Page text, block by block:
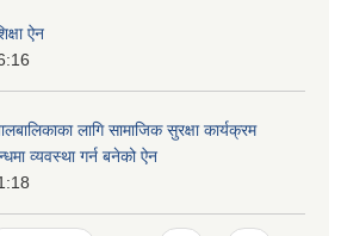
ऐन
लागि सामाजिक सुरक्षा कार्यक्रम
व्यवस्था गर्न बनेको ऐन